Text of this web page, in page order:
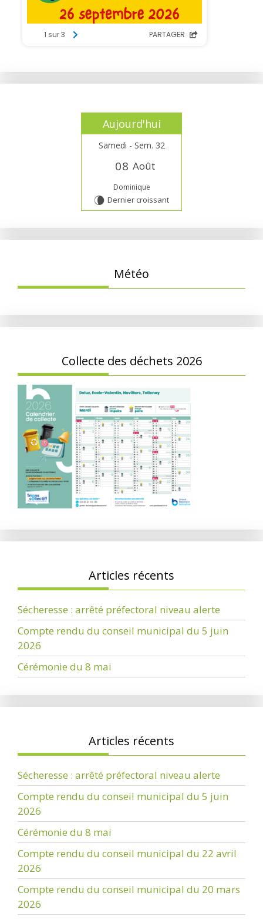
Aujourd'hui
Samedi - Sem. 32
08 Août
Dominique
V Dernier croissant
Météo
Collecte des déchets 2026
Articles récents
Sécheresse : arrêté préfectoral niveau alerte
Compte rendu du conseil municipal du 5 juin
2026
Cérémonie du 8 mai
Articles récents
Sécheresse : arrêté préfectoral niveau alerte
Compte rendu du conseil municipal du 5 juin
2026
Cérémonie du 8 mai
Compte rendu du conseil municipal du 22 avril
2026
Compte rendu du conseil municipal du 20 mars
2026